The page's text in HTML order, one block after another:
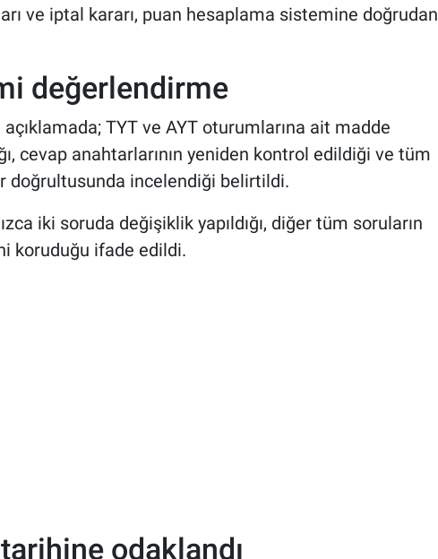
ve iptal kararı, puan hesaplama sistemine doğrudan
değerlendirme
TYT ve AYT oturumlarına ait madde
cevap anahtarlarının yeniden kontrol edildiği ve tüm
doğrultusunda incelendiği belirtildi.
iki soruda değişiklik yapıldığı, diğer tüm soruların
koruduğu ifade edildi.
odaklandı